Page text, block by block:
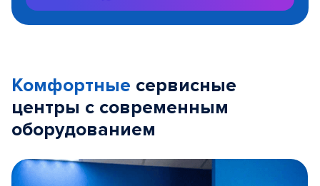
Комфортные сервисные
центры с современным
оборудованием